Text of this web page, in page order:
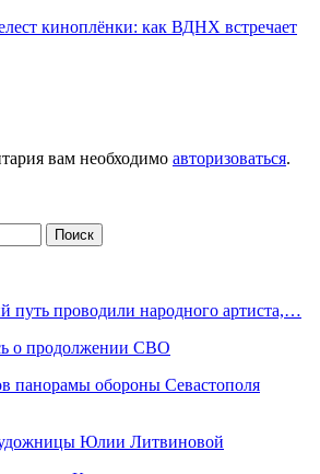
киноплёнки: как ВДНХ встречает
вам необходимо авторизоваться.
путь проводили народного артиста,…
о продолжении СВО
панорамы обороны Севастополя
Юлии Литвиновой